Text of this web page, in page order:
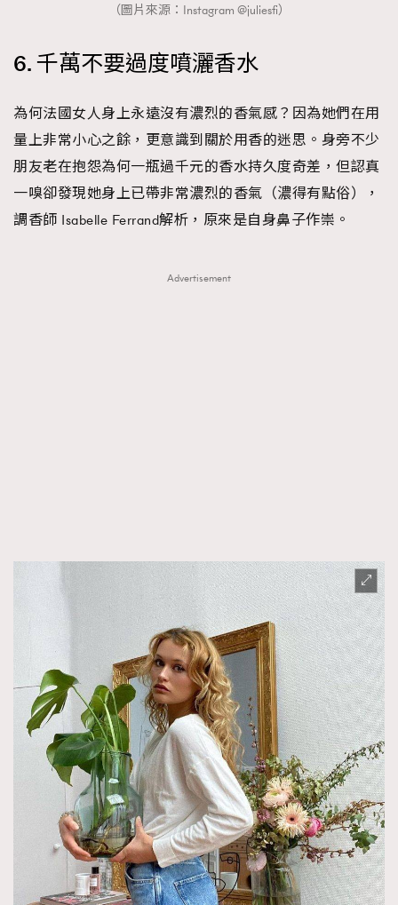
（圖片來源：Instagram @juliesfi）
6. 千萬不要過度噴灑香水
為何法國女人身上永遠沒有濃烈的香氣感？因為她們在用
量上非常小心之餘，更意識到關於用香的迷思。身旁不少
朋友老在抱怨為何一瓶過千元的香水持久度奇差，但認真
一嗅卻發現她身上已帶非常濃烈的香氣（濃得有點俗），
調香師 Isabelle Ferrand解析，原來是自身鼻子作崇。
Advertisement